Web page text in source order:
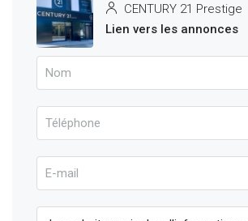
CENTURY 21 Prestige
Lien vers les annonces